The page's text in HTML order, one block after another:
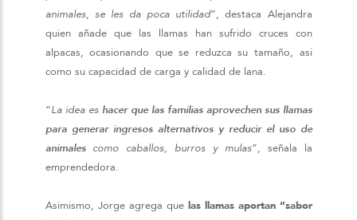
animales, se les da poca utilidad”, destaca Alejandra
quien añade que las llamas han sufrido cruces con
alpacas, ocasionando que se reduzca su tamaño, así
como su capacidad de carga y calidad de lana.
“La idea es hacer que las familias aprovechen sus llamas
para generar ingresos alternativos y reducir el uso de
animales como caballos, burros y mulas”, señala la
emprendedora.
Asimismo, Jorge agrega que las llamas aportan “sabor